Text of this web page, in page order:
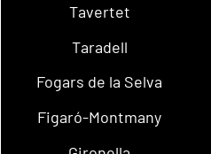
Tavertet
Taradell
Fogars de la Selva
Figaró-Montmany